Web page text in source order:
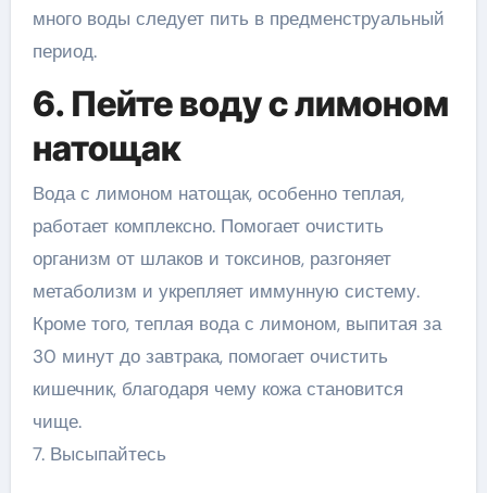
много воды следует пить в предменструальный
период.
6. Пейте воду с лимоном
натощак
Вода с лимоном натощак, особенно теплая,
работает комплексно. Помогает очистить
организм от шлаков и токсинов, разгоняет
метаболизм и укрепляет иммунную систему.
Кроме того, теплая вода с лимоном, выпитая за
30 минут до завтрака, помогает очистить
кишечник, благодаря чему кожа становится
чище.
7. Высыпайтесь